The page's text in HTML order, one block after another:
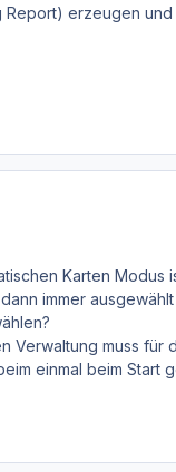
erzeugen
Karten
immer
Verwaltung muss
einmal beim Start